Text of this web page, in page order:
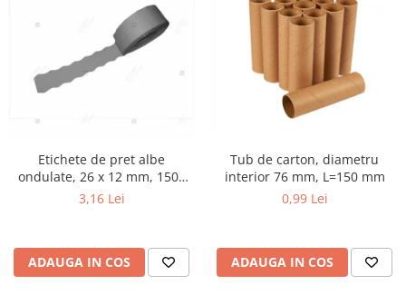
Etichete de pret albe
ondulate, 26 x 12 mm, 1500
buc/rola
3,16 Lei
ADAUGA IN COS
Tub de carton, diametru
interior 76 mm, L=150 mm
0,99 Lei
ADAUGA IN COS